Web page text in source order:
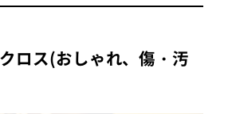
ロス(おしゃれ、傷・汚